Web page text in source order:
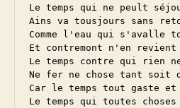
Le temps qui ne peult
Ains va tousjours sans
Comme l'eau qui s'avalle
Et contremont n'en revient
Le temps contre qui rien
Ne fer ne chose tant soit
Car le temps tout gaste et
Le temps qui toutes choses